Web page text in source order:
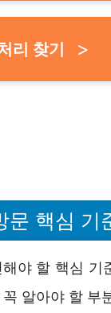
리 찾기
문 핵심 기
야 할 핵심 기
알아야 할 부